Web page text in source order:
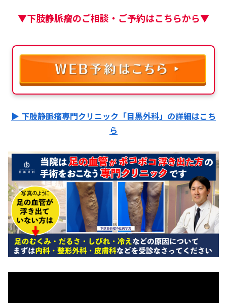
▼下肢静脈瘤のご相談・ご予約はこちらから▼
▶ 下肢静脈瘤専門クリニック「目黒外科」の詳細はこち
ら